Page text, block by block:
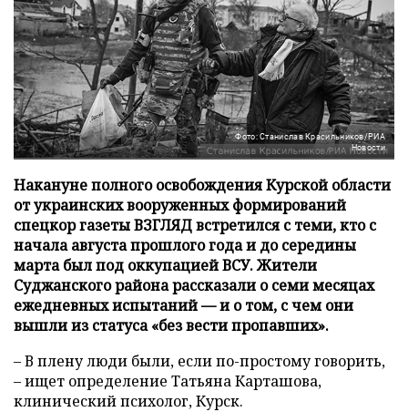
Фото: Станислав Красильников/РИА
Новости
Накануне полного освобождения Курской области
от украинских вооруженных формирований
спецкор газеты ВЗГЛЯД встретился с теми, кто с
начала августа прошлого года и до середины
марта был под оккупацией ВСУ. Жители
Суджанского района рассказали о семи месяцах
ежедневных испытаний — и о том, с чем они
вышли из статуса «без вести пропавших».
– В плену люди были, если по-простому говорить,
– ищет определение Татьяна Карташова,
клинический психолог, Курск.